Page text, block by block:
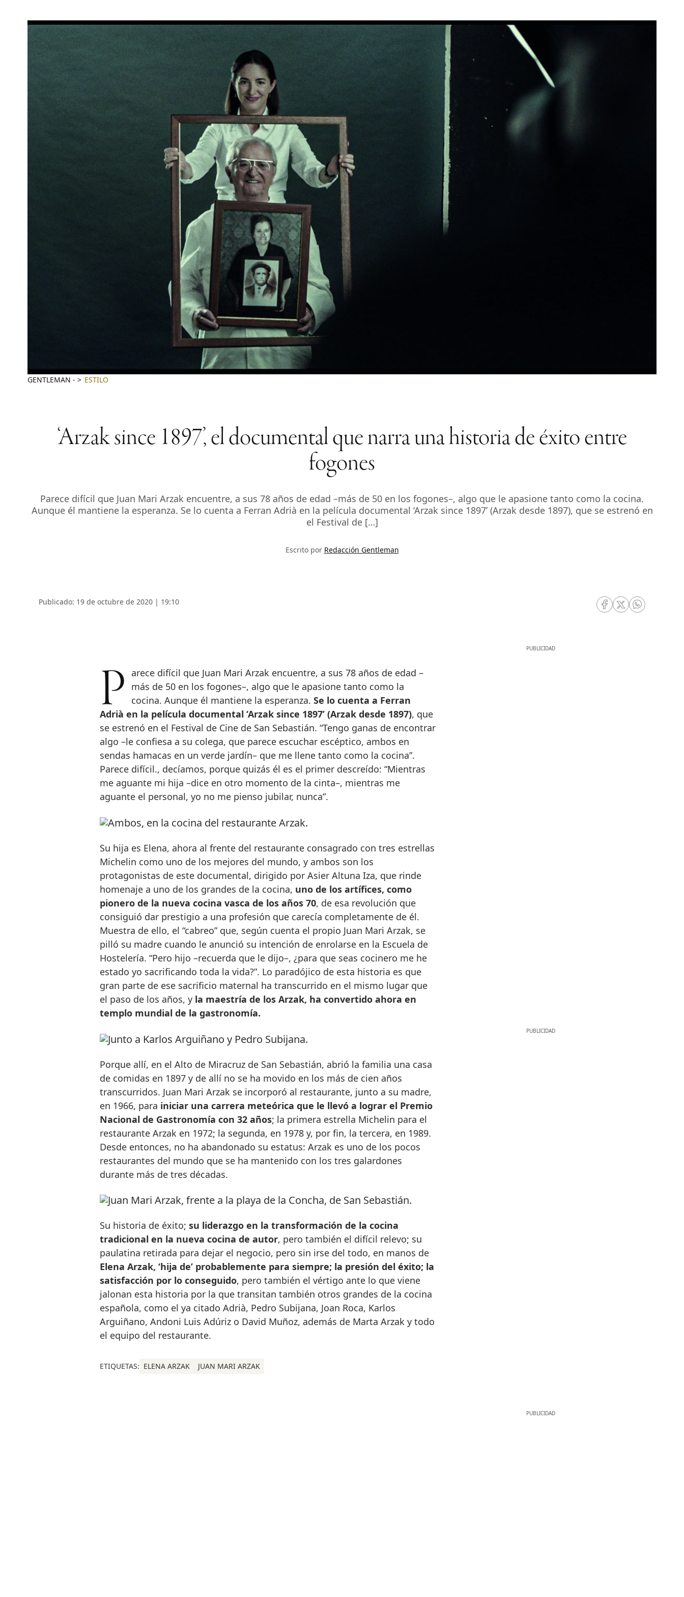
GENTLEMAN - ESTILO
‘Arzak since 1897’, el documental que narra una historia de éxito entre
fogones
Parece difícil que Juan Mari Arzak encuentre, a sus 78 años de edad –más de 50 en los fogones–, algo que le apasione tanto como la cocina.
Aunque él mantiene la esperanza. Se lo cuenta a Ferran Adrià en la película documental ‘Arzak since 1897’ (Arzak desde 1897), que se estrenó en
el Festival de […]
Escrito por Redacción Gentleman
Publicado: 19 de octubre de 2020 | 19:10
RRSS Facebook
RRSS Twitter
RRSS
Parece difícil que Juan Mari Arzak encuentre, a sus 78 años de edad –
más de 50 en los fogones–, algo que le apasione tanto como la
cocina. Aunque él mantiene la esperanza. Se lo cuenta a Ferran
Adrià en la película documental ‘Arzak since 1897’ (Arzak desde 1897), que
se estrenó en el Festival de Cine de San Sebastián. “Tengo ganas de encontrar
algo –le confiesa a su colega, que parece escuchar escéptico, ambos en
sendas hamacas en un verde jardín– que me llene tanto como la cocina”.
Parece difícil., decíamos, porque quizás él es el primer descreído: “Mientras
me aguante mi hija –dice en otro momento de la cinta–, mientras me
aguante el personal, yo no me pienso jubilar, nunca”.
Su hija es Elena, ahora al frente del restaurante consagrado con tres estrellas
Michelin como uno de los mejores del mundo, y ambos son los
protagonistas de este documental, dirigido por Asier Altuna Iza, que rinde
homenaje a uno de los grandes de la cocina, uno de los artífices, como
pionero de la nueva cocina vasca de los años 70, de esa revolución que
consiguió dar prestigio a una profesión que carecía completamente de él.
Muestra de ello, el “cabreo” que, según cuenta el propio Juan Mari Arzak, se
pilló su madre cuando le anunció su intención de enrolarse en la Escuela de
Hostelería. “Pero hijo –recuerda que le dijo–, ¿para que seas cocinero me he
estado yo sacrificando toda la vida?”. Lo paradójico de esta historia es que
gran parte de ese sacrificio maternal ha transcurrido en el mismo lugar que
el paso de los años, y la maestría de los Arzak, ha convertido ahora en
templo mundial de la gastronomía.
Porque allí, en el Alto de Miracruz de San Sebastián, abrió la familia una casa
de comidas en 1897 y de allí no se ha movido en los más de cien años
transcurridos. Juan Mari Arzak se incorporó al restaurante, junto a su madre,
en 1966, para iniciar una carrera meteórica que le llevó a lograr el Premio
Nacional de Gastronomía con 32 años; la primera estrella Michelin para el
restaurante Arzak en 1972; la segunda, en 1978 y, por fin, la tercera, en 1989.
Desde entonces, no ha abandonado su estatus: Arzak es uno de los pocos
restaurantes del mundo que se ha mantenido con los tres galardones
durante más de tres décadas.
Su historia de éxito; su liderazgo en la transformación de la cocina
tradicional en la nueva cocina de autor, pero también el difícil relevo; su
paulatina retirada para dejar el negocio, pero sin irse del todo, en manos de
Elena Arzak, ‘hija de’ probablemente para siempre; la presión del éxito; la
satisfacción por lo conseguido, pero también el vértigo ante lo que viene
jalonan esta historia por la que transitan también otros grandes de la cocina
española, como el ya citado Adrià, Pedro Subijana, Joan Roca, Karlos
Arguiñano, Andoni Luis Adúriz o David Muñoz, además de Marta Arzak y todo
el equipo del restaurante.
ETIQUETAS: ELENA ARZAK JUAN MARI ARZAK